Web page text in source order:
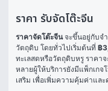
ราคา รับจัดโต๊ะจีน
ราคาจัดโต๊ะจีน จะขึ้นอยู่กับจำ
วัตถุดิบ โดยทั่วไปเริ่มต้นที่ ฿
ทะเลสดหรือวัตถุดิบหรู ราคา
หลายผู้ให้บริการยังมีแพ็กเกจ
เสริม เพื่อเพิ่มความคุ้มค่าแล